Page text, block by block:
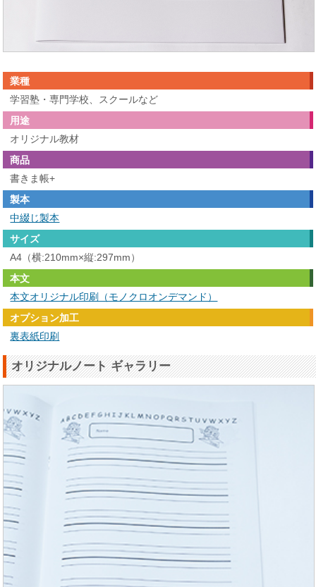
業種
学習塾・専門学校、スクールなど
用途
オリジナル教材
商品
書きま帳+
製本
中綴じ製本
サイズ
A4（横:210mm×縦:297mm）
本文
本文オリジナル印刷（モノクロオンデマンド）
オプション加工
裏表紙印刷
オリジナルノート ギャラリー